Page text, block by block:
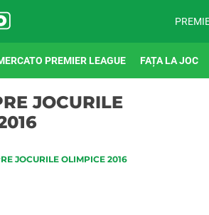
PREMIER LEAGUE FAȚA LA JOC
JOCURILE
JOCURILE OLIMPICE 2016